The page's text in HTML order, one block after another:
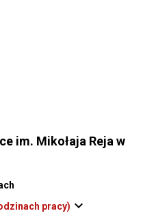
im. Mikołaja Reja w
pracy) expand_more